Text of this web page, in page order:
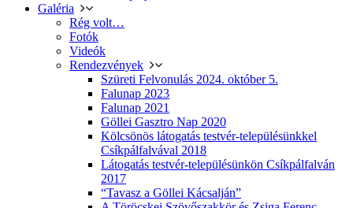
Galéria
Rég volt…
Fotók
Videók
Rendezvények
Szüreti Felvonulás 2024. október 5.
Falunap 2023
Falunap 2021
Göllei Gasztro Nap 2020
Kölcsönös látogatás testvér-településünkkel
Csíkpálfalvával 2018
Látogatás testvér-településünkön Csíkpálfalván
2017
“Tavasz a Göllei Kácsalján”